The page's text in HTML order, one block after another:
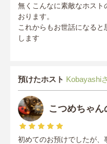
無くこんなに素敵なホスト
おります。
これからもお世話になる
します
預けたホスト Kobayashi
こつめちゃ
初めてのお預けでしたが、